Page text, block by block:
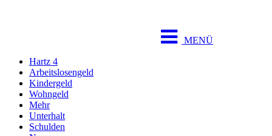
MENÜ
Hartz 4
Arbeitslosengeld
Kindergeld
Wohngeld
Mehr
Unterhalt
Schulden